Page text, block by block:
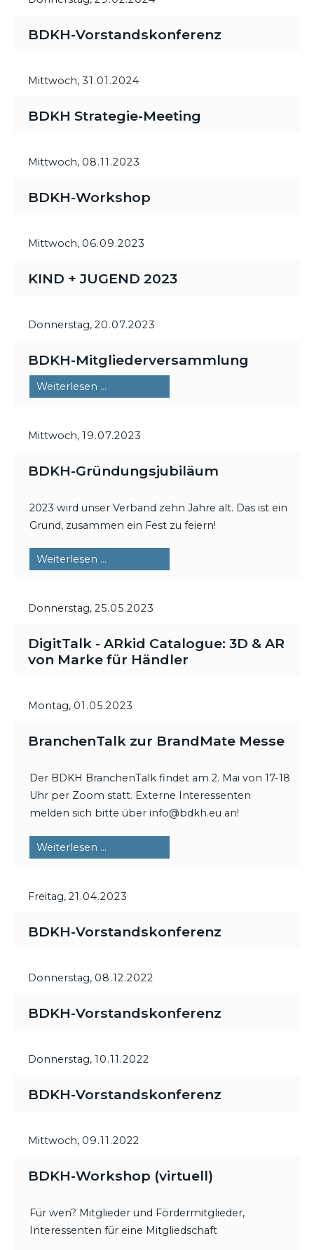
BDKH-Vorstandskonferenz
Mittwoch, 31.01.2024
BDKH Strategie-Meeting
Mittwoch, 08.11.2023
BDKH-Workshop
Mittwoch, 06.09.2023
KIND + JUGEND 2023
Donnerstag, 20.07.2023
BDKH-Mitgliederversammlung
Weiterlesen …
Mittwoch, 19.07.2023
BDKH-Gründungsjubiläum
2023 wird unser Verband zehn Jahre alt. Das ist ein
Grund, zusammen ein Fest zu feiern!
Weiterlesen …
Donnerstag, 25.05.2023
DigitTalk - ARkid Catalogue: 3D & AR
von Marke für Händler
Montag, 01.05.2023
BranchenTalk zur BrandMate Messe
Der BDKH BranchenTalk findet am 2. Mai von 17-18
Uhr per Zoom statt. Externe Interessenten
melden sich bitte über info@bdkh.eu an!
Weiterlesen …
Messe
Freitag, 21.04.2023
BDKH-Vorstandskonferenz
Donnerstag, 08.12.2022
BDKH-Vorstandskonferenz
Donnerstag, 10.11.2022
BDKH-Vorstandskonferenz
Mittwoch, 09.11.2022
BDKH-Workshop (virtuell)
Für wen? Mitglieder und Fördermitglieder,
Interessenten für eine Mitgliedschaft